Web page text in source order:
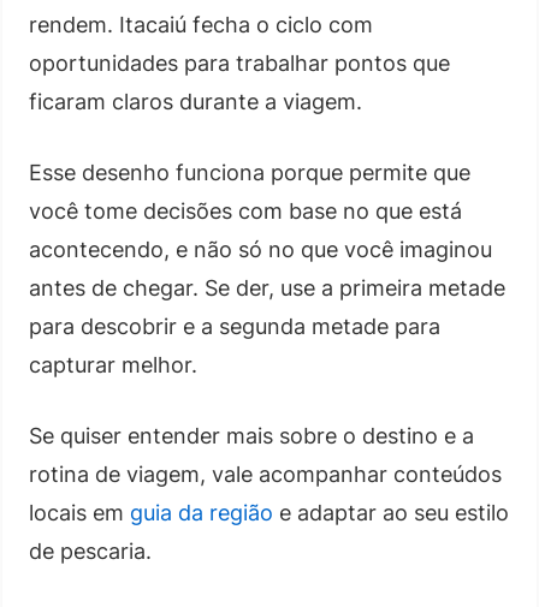
rendem. Itacaiú fecha o ciclo com
oportunidades para trabalhar pontos que
ficaram claros durante a viagem.
Esse desenho funciona porque permite que
você tome decisões com base no que está
acontecendo, e não só no que você imaginou
antes de chegar. Se der, use a primeira metade
para descobrir e a segunda metade para
capturar melhor.
Se quiser entender mais sobre o destino e a
rotina de viagem, vale acompanhar conteúdos
locais em guia da região e adaptar ao seu estilo
de pescaria.